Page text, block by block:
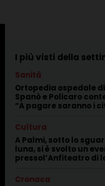
I più visti della
Sanità
Ortopedia ospedale
Spanò e Policaro
“A pagare saranno i
Cultura
A Palmi, sotto lo
luna, si è svolto un
pressol’Anfiteatro di
Cronaca